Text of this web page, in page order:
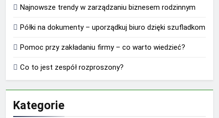
Najnowsze trendy w zarządzaniu biznesem rodzinnym
Półki na dokumenty – uporządkuj biuro dzięki szufladkom
Pomoc przy zakładaniu firmy – co warto wiedzieć?
Co to jest zespół rozproszony?
Kategorie